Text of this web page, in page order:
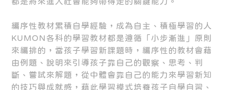
編序性教材累積自學經驗，成為自主、積極學習的人
KUMON各科的學習教材都是遵循「小步漸進」原則
來編排的，當孩子學習新課題時，編序性的教材會藉
由例題、說明來引導孩子靠自己的觀察、思考、判
斷、嘗試來解題，從中體會靠自己的能力來學習新知
的技巧與成就感，藉此學習模式培養孩子自學自習、